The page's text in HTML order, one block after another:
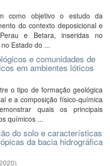
como objetivo o estudo da
do contexto deposicional e
e Betara, inseridas no
Estado do ...
e comunidades de
em ambientes lóticos
o tipo de formação geológica
e a composição físico-química
quais os principais
químicos ...
do solo e características
da bacia hidrográfica
)